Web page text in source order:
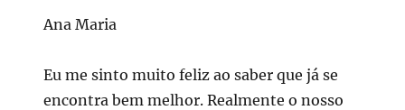
Ana Maria
Eu me sinto muito feliz ao saber que já se
encontra bem melhor. Realmente o nosso